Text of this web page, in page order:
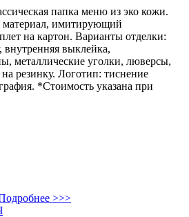
папка меню из эко кожи.
материал, имитирующий
на картон. Варианты отделки:
выклейка,
металлические уголки, люверсы,
резинку. Логотип: тиснение
*Стоимость указана при
>>>